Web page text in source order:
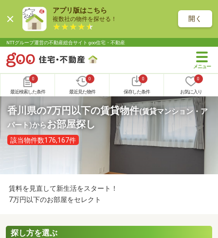
アプリ版はこちら
複数社の物件を探せる！ 開く
NTTグループ運営の不動産総合サイト goo住宅・不動産
0
最近検索した条件
0
最近見た物件
0
保存した条件
0
お気に入り
香川県の7万円以下の賃貸物件(賃貸マンション・ア
パート)からお部屋探し
該当物件数176,167件
賃料を見直して新生活をスタート！
7万円以下のお部屋をセレクト
探し方を選ぶ